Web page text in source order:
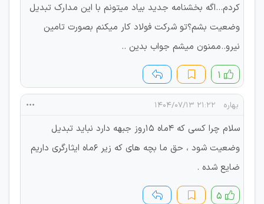
کردم...اگه بخشنامه جدید بیاد میتونم با این مدارک تبدیل
وضعیت بشم؟تو شرکت فولاد کار میکنم بصورت تامین
نیرو..ممنون میشم جواب بدین ..
۱
بهاره ۲۱:۲۲ ۱۴۰۴/۰۷/۱۳
سلام چرا کسی که ۴ماه ۱۵روز جبهه دارد نباید تبدیل
وضعیت شود ، حق ما بچه های که زیر ۶ماه ایثارگری داریم
ضایع شده .
۵